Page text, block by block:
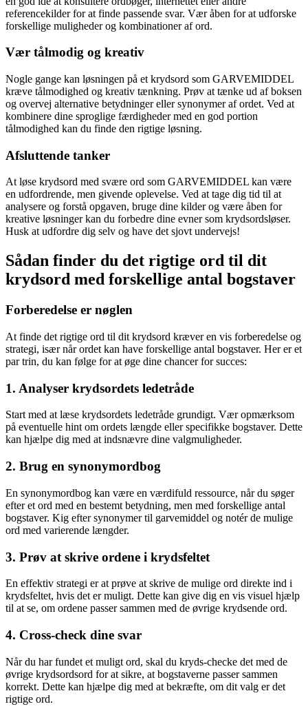
referencekilder for at finde passende svar. Vær åben for at udforske
forskellige muligheder og kombinationer af ord.
Vær tålmodig og kreativ
Nogle gange kan løsningen på et krydsord som GARVEMIDDEL
kræve tålmodighed og kreativ tænkning. Prøv at tænke ud af boksen
og overvej alternative betydninger eller synonymer af ordet. Ved at
kombinere dine sproglige færdigheder med en god portion
tålmodighed kan du finde den rigtige løsning.
Afsluttende tanker
At løse krydsord med svære ord som GARVEMIDDEL kan være
en udfordrende, men givende oplevelse. Ved at tage dig tid til at
analysere og forstå opgaven, bruge dine kilder og være åben for
kreative løsninger kan du forbedre dine evner som krydsordsløser.
Husk at udfordre dig selv og have det sjovt undervejs!
Sådan finder du det rigtige ord til dit
krydsord med forskellige antal bogstaver
Forberedelse er nøglen
At finde det rigtige ord til dit krydsord kræver en vis forberedelse og
strategi, især når ordet kan have forskellige antal bogstaver. Her er et
par trin, du kan følge for at øge dine chancer for succes:
1. Analyser krydsordets ledetråde
Start med at læse krydsordets ledetråde grundigt. Vær opmærksom
på eventuelle hint om ordets længde eller specifikke bogstaver. Dette
kan hjælpe dig med at indsnævre dine valgmuligheder.
2. Brug en synonymordbog
En synonymordbog kan være en værdifuld ressource, når du søger
efter et ord med en bestemt betydning, men med forskellige antal
bogstaver. Kig efter synonymer til garvemiddel og notér de mulige
ord med varierende længder.
3. Prøv at skrive ordene i krydsfeltet
En effektiv strategi er at prøve at skrive de mulige ord direkte ind i
krydsfeltet, hvis det er muligt. Dette kan give dig en vis visuel hjælp
til at se, om ordene passer sammen med de øvrige krydsende ord.
4. Cross-check dine svar
Når du har fundet et muligt ord, skal du kryds-checke det med de
øvrige krydsordsord for at sikre, at bogstaverne passer sammen
korrekt. Dette kan hjælpe dig med at bekræfte, om dit valg er det
rigtige ord.